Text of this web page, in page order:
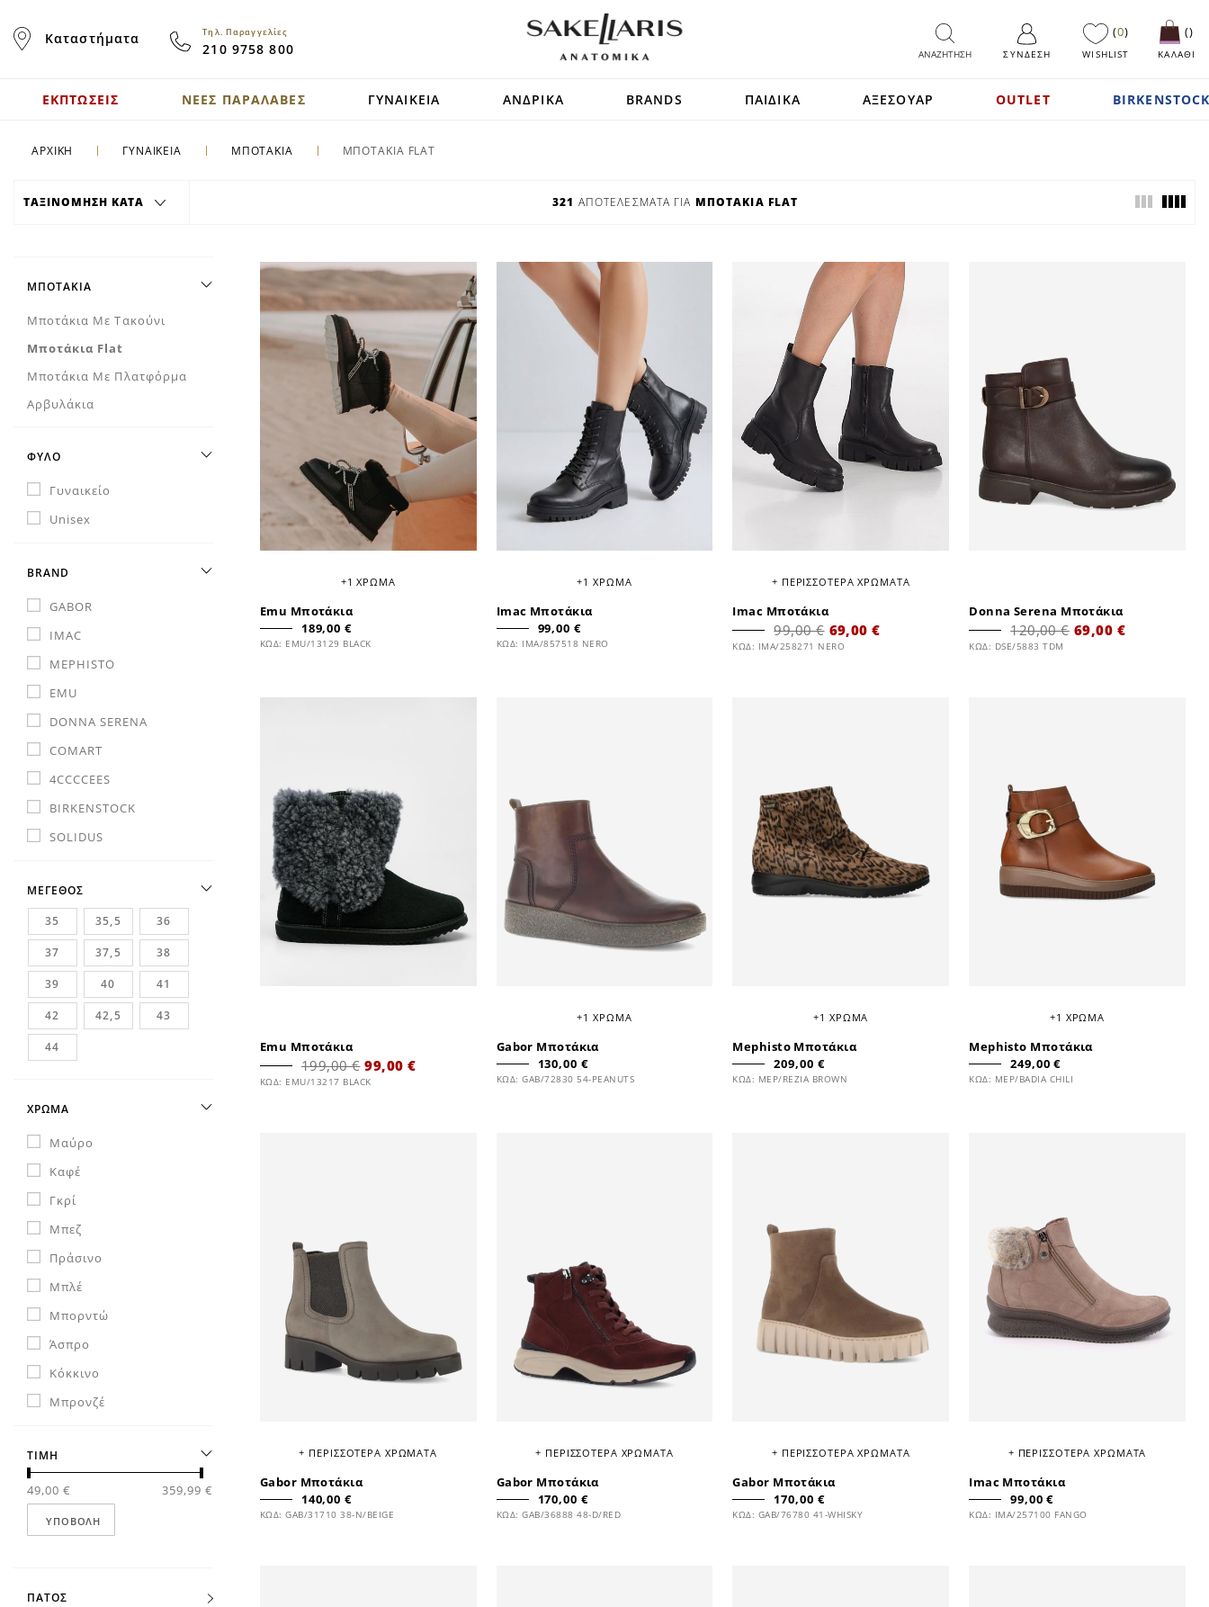
ContentΚαταστήματα Τηλ. Παραγγελίες
210 9758 800 ΑΝΑΖΗΤΗΣΗ ΣΎΝΔΕΣΗ
0
WISHLIST ΚΑΛΑΘΙ
ΕΚΠΤΩΣΕΙΣ ΝΕΕΣ ΠΑΡΑΛΑΒΕΣ ΓΥΝΑΙΚΕΙΑ ΑΝΔΡΙΚΑ BRANDS ΠΑΙΔΙΚΑ ΑΞΕΣΟΥΑΡ OUTLET
ΑΡΧΙΚΗ ΓΥΝΑΙΚΕΙΑ ΜΠΟΤΑΚΙΑ ΜΠΟΤΑΚΙΑ FLAT
321 ΑΠΟΤΕΛΕΣΜΑΤΑ ΓΙΑ ΜΠΟΤΑΚΙΑ FLAT
ΤΑΞΙΝΟΜΗΣΗ ΚΑΤΑ
+1 ΧΡΩΜΑ
Emu Μποτάκια
189,00 €
ΚΩΔ: EMU/13129 BLACK
+1 ΧΡΩΜΑ
Imac Μποτάκια
99,00 €
ΚΩΔ: IMA/857518 NERO
+ ΠΕΡΙΣΣΟΤΕΡΑ ΧΡΩΜΑΤΑ
Imac Μποτάκια
69,00 €
99,00 €
ΚΩΔ: IMA/258271 NERO
Donna Serena Μποτάκια
69,00 €
120,00 €
ΚΩΔ: DSE/5883 TDM
Emu Μποτάκια
99,00 €
199,00 €
ΚΩΔ: EMU/13217 BLACK
+1 ΧΡΩΜΑ
Gabor Μποτάκια
130,00 €
ΚΩΔ: GAB/72830 54-PEANUTS
+1 ΧΡΩΜΑ
Mephisto Μποτάκια
209,00 €
ΚΩΔ: MEP/REZIA BROWN
+1 ΧΡΩΜΑ
Mephisto Μποτάκια
249,00 €
ΚΩΔ: MEP/BADIA CHILI
+ ΠΕΡΙΣΣΟΤΕΡΑ ΧΡΩΜΑΤΑ
Gabor Μποτάκια
140,00 €
ΚΩΔ: GAB/31710 38-N/BEIGE
+ ΠΕΡΙΣΣΟΤΕΡΑ ΧΡΩΜΑΤΑ
Gabor Μποτάκια
170,00 €
ΚΩΔ: GAB/36888 48-D/RED
+ ΠΕΡΙΣΣΟΤΕΡΑ ΧΡΩΜΑΤΑ
Gabor Μποτάκια
170,00 €
ΚΩΔ: GAB/76780 41-WHISKY
+ ΠΕΡΙΣΣΟΤΕΡΑ ΧΡΩΜΑΤΑ
Imac Μποτάκια
99,00 €
ΚΩΔ: IMA/257100 FANGO
ΜΠΟΤΆΚΙΑ
Μποτάκια Με Τακούνι
Μποτάκια Flat
Μποτάκια Με Πλατφόρμα
Αρβυλάκια
ΦΥΛΟ
Γυναικείο
Unisex
BRAND
GABOR
IMAC
MEPHISTO
EMU
DONNA SERENA
COMART
4CCCCEES
BIRKENSTOCK
SOLIDUS
ΜΕΓΕΘΟΣ
35
35,5 36
37 37,5 38
39 40 41
42 42,5 43
44
ΧΡΩΜΑ
Μαύρο
Καφέ
Γκρί
Μπεζ
Πράσινο
Μπλέ
Μπορντώ
Άσπρο
Κόκκινο
Μπρονζέ
Ροζ
Prints
Ασημί
ΤΙΜΗ
49,00 € 359,99 €
ΥΠΟΒΟΛΉ
ΠΑΤΟΣ